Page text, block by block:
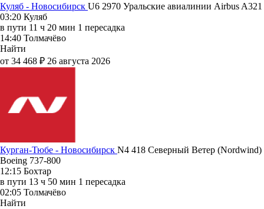
Куляб - Новосибирск U6 2970 Уральские авиалинии Airbus A321
03:20 Куляб
в пути 11 ч 20 мин 1 пересадка
14:40 Толмачёво
Найти
от 34 468 ₽ 26 августа 2026
Курган-Тюбе - Новосибирск N4 418 Северный Ветер (Nordwind)
Boeing 737-800
12:15 Бохтар
в пути 13 ч 50 мин 1 пересадка
02:05 Толмачёво
Найти